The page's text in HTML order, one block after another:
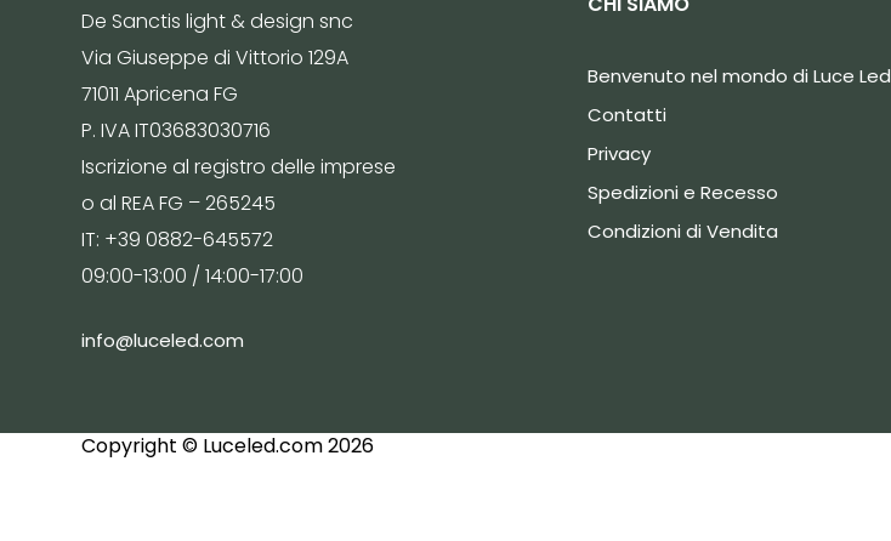
De Sanctis light & design snc
Via Giuseppe di Vittorio 129A
71011 Apricena FG
P. IVA IT03683030716
Iscrizione al registro delle imprese
o al REA FG – 265245
IT: +39 0882-645572
09:00-13:00 / 14:00-17:00
info@luceled.com
Benvenuto nel mondo di Luce Led
Contatti
Privacy
Spedizioni e Recesso
Condizioni di Vendita
Copyright © Luceled.com 2026